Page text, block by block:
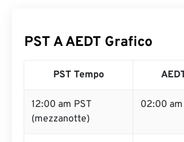
PST A AEDT Grafico
PST Tempo
12:00 am PST
(mezzanotte)
02:00 am